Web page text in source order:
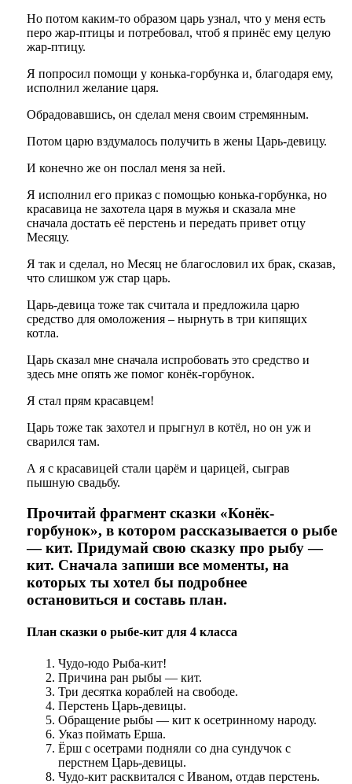
Но потом каким-то образом царь узнал, что у меня есть
перо жар-птицы и потребовал, чтоб я принёс ему целую
жар-птицу.
Я попросил помощи у конька-горбунка и, благодаря ему,
исполнил желание царя.
Обрадовавшись, он сделал меня своим стремянным.
Потом царю вздумалось получить в жены Царь-девицу.
И конечно же он послал меня за ней.
Я исполнил его приказ с помощью конька-горбунка, но
красавица не захотела царя в мужья и сказала мне
сначала достать её перстень и передать привет отцу
Месяцу.
Я так и сделал, но Месяц не благословил их брак, сказав,
что слишком уж стар царь.
Царь-девица тоже так считала и предложила царю
средство для омоложения – нырнуть в три кипящих
котла.
Царь сказал мне сначала испробовать это средство и
здесь мне опять же помог конёк-горбунок.
Я стал прям красавцем!
Царь тоже так захотел и прыгнул в котёл, но он уж и
сварился там.
А я с красавицей стали царём и царицей, сыграв
пышную свадьбу.
Прочитай фрагмент сказки «Конёк-
горбунок», в котором рассказывается о рыбе
— кит. Придумай свою сказку про рыбу —
кит. Сначала запиши все моменты, на
которых ты хотел бы подробнее
остановиться и составь план.
План сказки о рыбе-кит для 4 класса
Чудо-юдо Рыба-кит!
Причина ран рыбы — кит.
Три десятка кораблей на свободе.
Перстень Царь-девицы.
Обращение рыбы — кит к осетринному народу.
Указ поймать Ерша.
Ёрш с осетрами подняли со дна сундучок с
перстнем Царь-девицы.
Чудо-кит расквитался с Иваном, отдав перстень.